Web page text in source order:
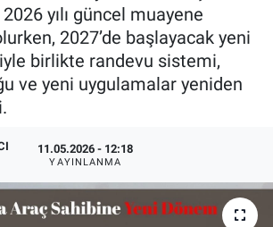
yılı güncel muayene
2027’de başlayacak yeni
birlikte randevu sistemi,
ve yeni uygulamalar yeniden
11.05.2026 - 12:18
YAYINLANMA